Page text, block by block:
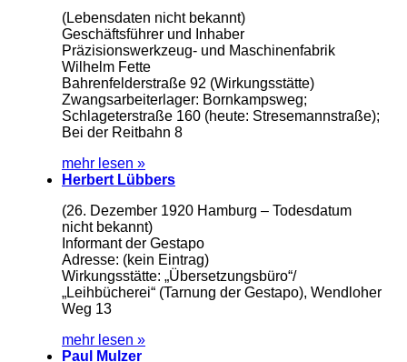
(Lebensdaten nicht bekannt)
Geschäftsführer und Inhaber
Präzisionswerkzeug- und Maschinenfabrik
Wilhelm Fette
Bahrenfelderstraße 92 (Wirkungsstätte)
Zwangsarbeiterlager: Bornkampsweg;
Schlageterstraße 160 (heute: Stresemannstraße);
Bei der Reitbahn 8
mehr lesen »
Herbert Lübbers
(26. Dezember 1920 Hamburg – Todesdatum
nicht bekannt)
Informant der Gestapo
Adresse: (kein Eintrag)
Wirkungsstätte: „Übersetzungsbüro“/
„Leihbücherei“ (Tarnung der Gestapo), Wendloher
Weg 13
mehr lesen »
Paul Mulzer